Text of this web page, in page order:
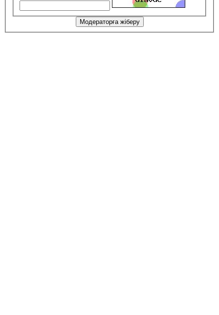
Модераторға жіберу